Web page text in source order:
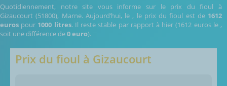
Quotidiennement, notre site vous informe sur le prix du fioul à
Gizaucourt (51800), Marne. Aujourd’hui, le , le prix du fioul est de 1612
euros pour 1000 litres. Il reste stable par rapport à hier (1612 euros le,
soit une différence de0 euro).
Prix du fioul à Gizaucourt